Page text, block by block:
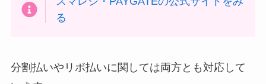
る
分割払いやリボ払いに関しては両方とも対応して